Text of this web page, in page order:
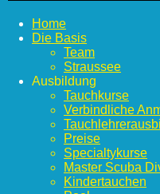
Home
Die Basis
Team
Straussee
Ausbildung
Tauchkurse
Verbindliche
Preise
Specialtykurse
Master Scuba
Kindertauchen